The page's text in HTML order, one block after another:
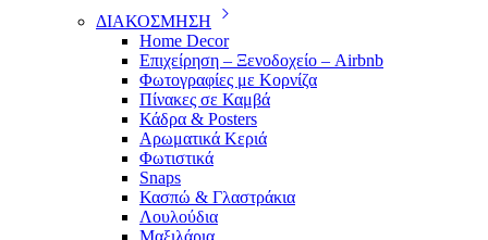
ΔΙΑΚΟΣΜΗΣΗ
Home Decor
Επιχείρηση – Ξενοδοχείο – Airbnb
Φωτογραφίες με Κορνίζα
Πίνακες σε Καμβά
Κάδρα & Posters
Αρωματικά Κεριά
Φωτιστικά
Snaps
Κασπώ & Γλαστράκια
Λουλούδια
Μαξιλάρια